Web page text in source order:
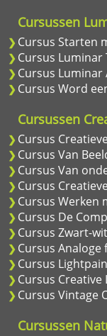
Cursussen
Cursus Starten
Cursus Luminar
Cursus Luminar
Cursus Word
Cursussen
Cursus
Cursus Van
Cursus Van
Cursus
Cursus Werken
Cursus De
Cursus Zwart-
Cursus Analoge
Cursus
Cursus Creative
Cursus Vintage
Cursussen